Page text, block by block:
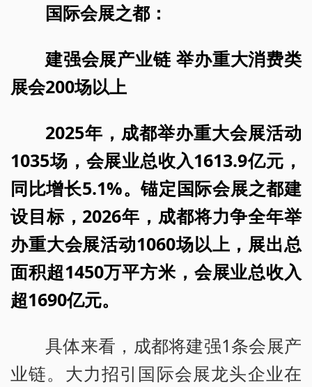
国际会展之都：
建强会展产业链 举办重大消费类
展会200场以上
2025年，成都举办重大会展活动
1035场，会展业总收入1613.9亿元，
同比增长5.1%。锚定国际会展之都建
设目标，2026年，成都将力争全年举
办重大会展活动1060场以上，展出总
面积超1450万平方米，会展业总收入
超1690亿元。
具体来看，成都将建强1条会展产
业链。大力招引国际会展龙头企业在